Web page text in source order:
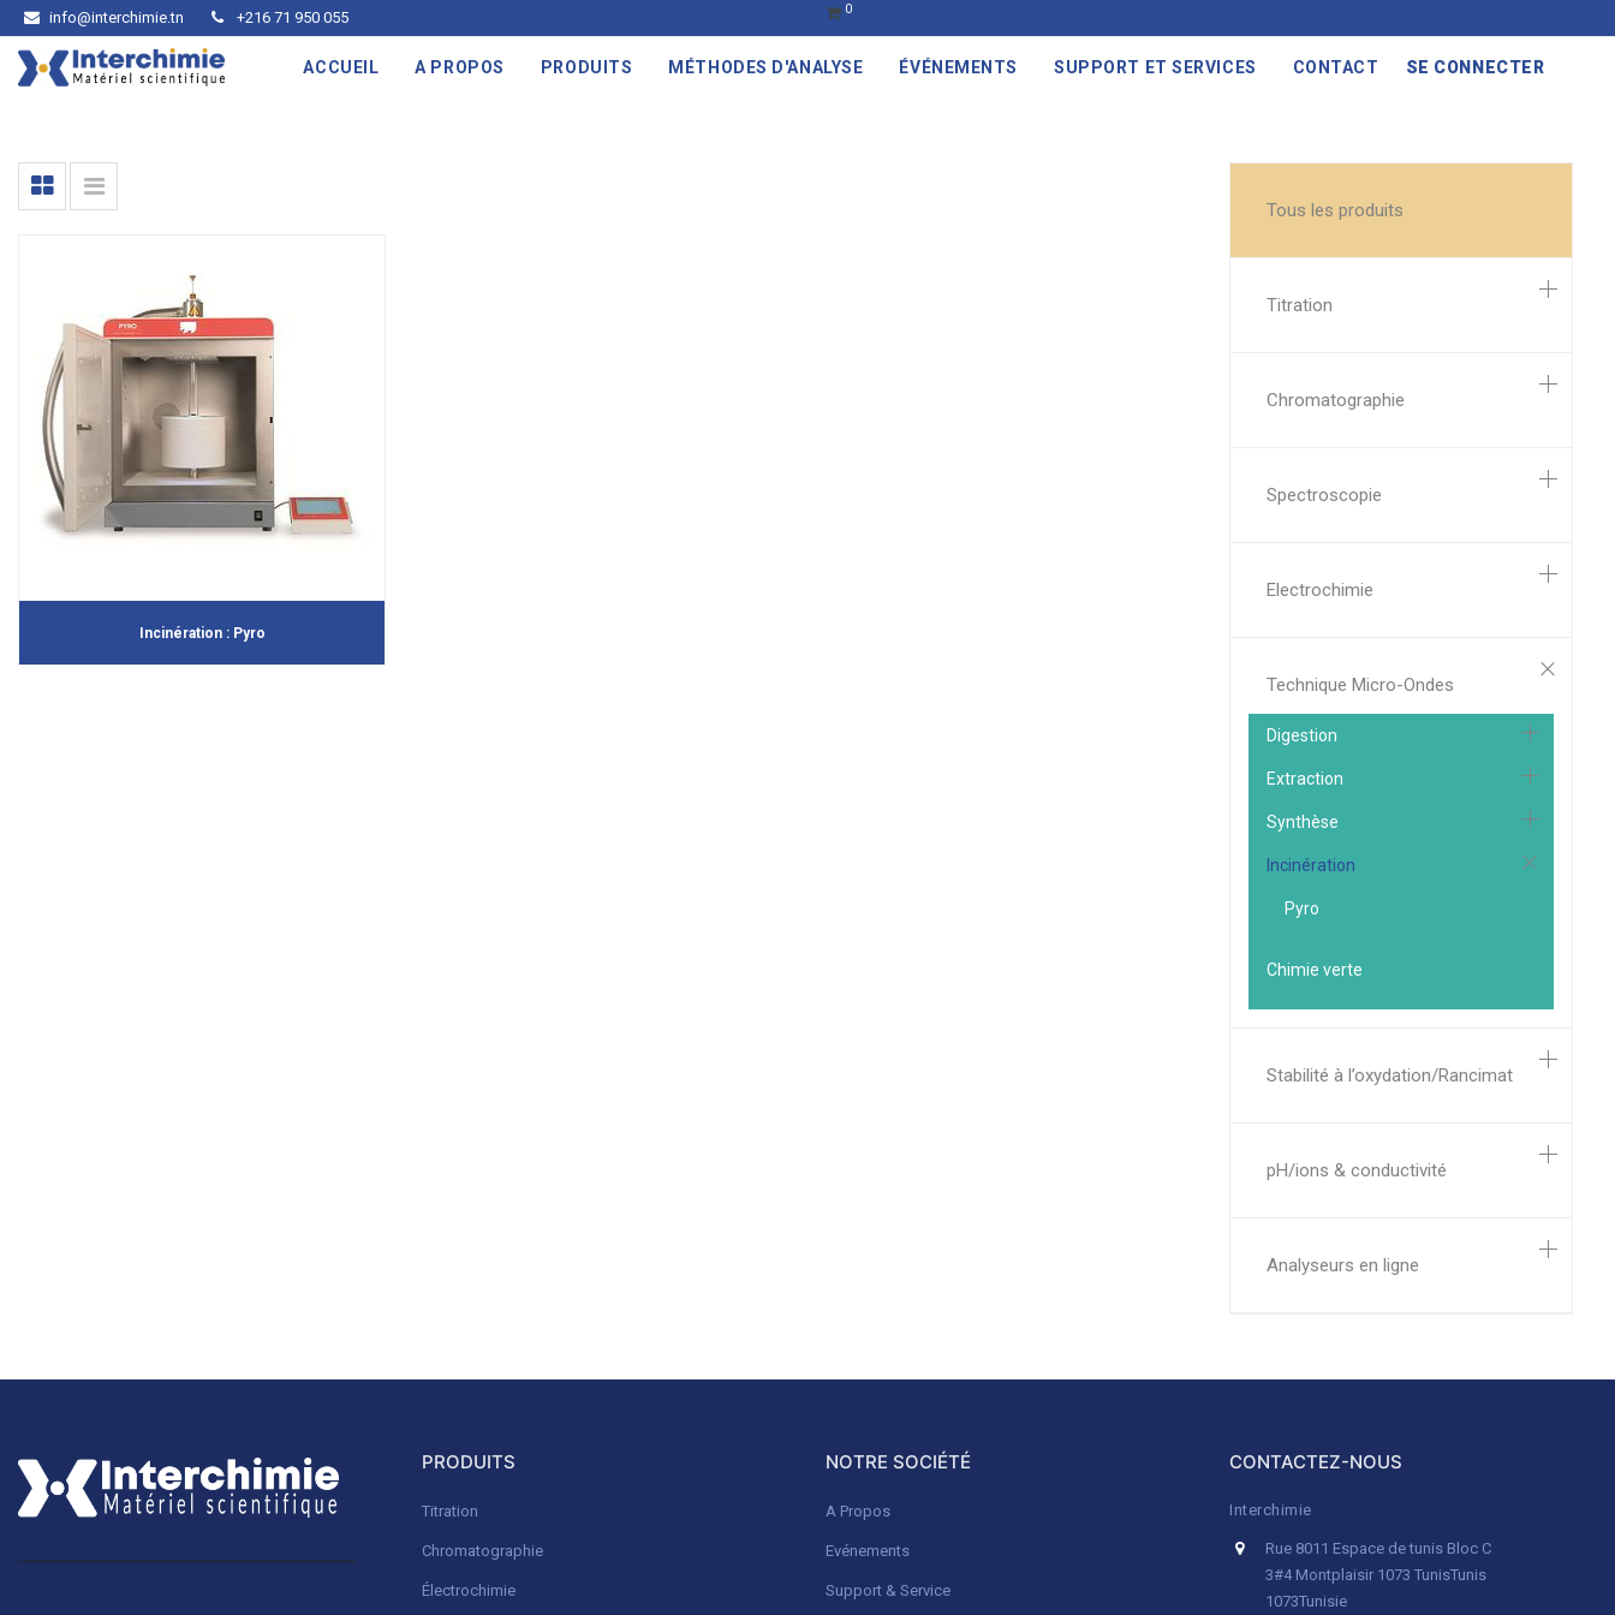
info@interchimie.tn +216 71 950 055 0
ACCUEIL A PROPOS PRODUITS MÉTHODES D'ANALYSE ÉVÉNEMENTS SUPPORT ET SERVICES CONTACT SE CONNECTER
Tous les produits
Titration
Chromatographie
Spectroscopie
Electrochimie
Technique Micro-Ondes
Digestion
Extraction
Synthèse
Incinération
Pyro
Chimie verte
Stabilité à l’oxydation/Rancimat
pH/ions & conductivité
Analyseurs en ligne
Incinération : Pyro
PRODUITS
Titration
Chromatographie
Électrochimie
NOTRE SOCIÉTÉ
A Propos
Evénements
Support & Service
CONTACTEZ-NOUS
Interchimie
Rue 8011 Espace de tunis Bloc C
3#4 Montplaisir 1073 TunisTunis
1073Tunisie